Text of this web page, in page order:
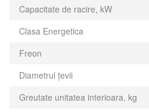
Capacitate de racire, kW
Clasa Energetica
Freon
Diametrul țevii
Greutate unitatea interioara, kg